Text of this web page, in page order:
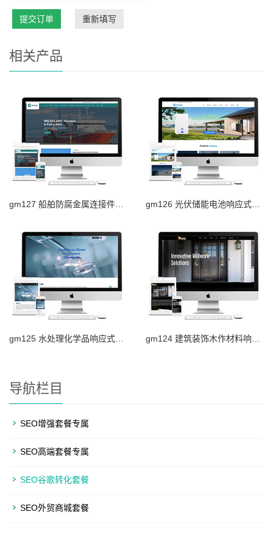
提交订单 重新填写
相关产品
导航栏目
SEO增强套餐专属
SEO高端套餐专属
SEO谷歌转化套餐
SEO外贸商城套餐